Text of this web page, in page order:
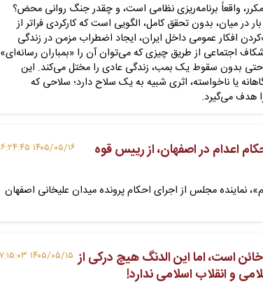
واقعاً برنامه‌ریزی نظامی است، و چقدر جنگ روانی محض؟
در میان، بدون تحقق کامل، الگویی است که کارکردی فراتر از
افکار عمومی داخل ایران، ایجاد اضطراب مزمن در زندگی
اجتماعی از طریق چیزی که می‌توان آن را «بمباران رسانه‌ای»
حتی بدون سقوط یک بمب، زندگی عادی را مختل می‌کند. این
یا ناخواسته، اثری شبیه به یک سلاح دارد؛ سلاحی که
هدف می‌گیرد.
۱۴۰۵/۰۵/۱۶ ۰۶:۲۴:۴۵
اعدام در اصفهان، از رییس قوه
نماینده مجلس از اجرای احکام پرونده میدان علیخانی اصفهان
۱۴۰۵/۰۵/۱۵ ۱۷:۱۵:۰۳ است، اما این الدنگ هیچ درکی از
و انقلاب اسلامی ندارد!